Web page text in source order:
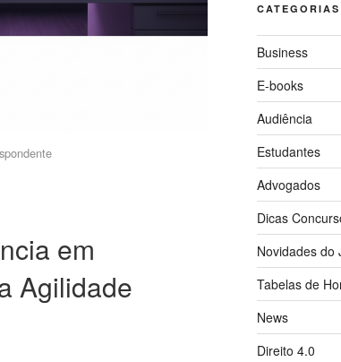
em
Agilidade
CATEGORIAS
Business
E-books
Audiência
Estudantes
Advogados
Dicas
Novidades do
Tabelas de
News
Direito 4.0